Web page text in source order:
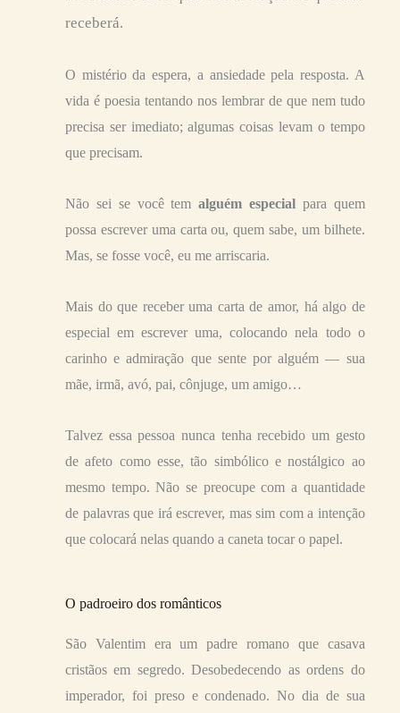
receberá.
O mistério da espera, a ansiedade pela resposta. A
vida é poesia tentando nos lembrar de que nem tudo
precisa ser imediato; algumas coisas levam o tempo
que precisam.
Não sei se você temalguém especial para quem
possa escrever uma carta ou, quem sabe, um bilhete.
Mas, se fosse você, eu me arriscaria.
Mais do que receber uma carta de amor, há algo de
especial em escrever uma, colocando nela todo o
carinho e admiração que sente por alguém — sua
mãe, irmã, avó, pai, cônjuge, um amigo…
Talvez essa pessoa nunca tenha recebido um gesto
de afeto como esse, tão simbólico e nostálgico ao
mesmo tempo. Não se preocupe com a quantidade
de palavras que irá escrever, mas sim com a intenção
que colocará nelas quando a caneta tocar o papel.
O padroeiro dos românticos
São Valentim era um padre romano que casava
cristãos em segredo. Desobedecendo as ordens do
imperador, foi preso e condenado. No dia de sua